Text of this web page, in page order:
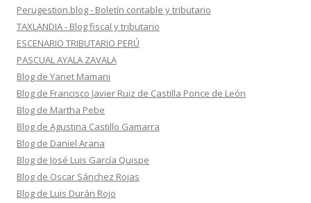
Perugestion.blog - Boletín contable y tributario
TAXLANDIA - Blog fiscal y tributario
ESCENARIO TRIBUTARIO PERÚ
PASCUAL AYALA ZAVALA
Blog de Yanet Mamani
Blog de Francisco Javier Ruiz de Castilla Ponce de León
Blog de Martha Pebe
Blog de Agustina Castillo Gamarra
Blog de Daniel Arana
Blog de José Luis García Quispe
Blog de Oscar Sánchez Rojas
Blog de Luis Durán Rojo